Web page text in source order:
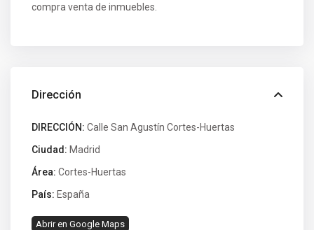
compra venta de inmuebles.
Dirección
DIRECCIÓN: Calle San Agustín Cortes-Huertas
Ciudad: Madrid
Área: Cortes-Huertas
País: España
Abrir en Google Maps